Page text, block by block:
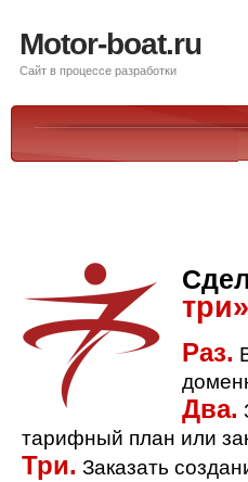
Motor-boat.ru
Сайт в процессе разработки
Раз.
Два.
тарифный план или
Три. Заказать